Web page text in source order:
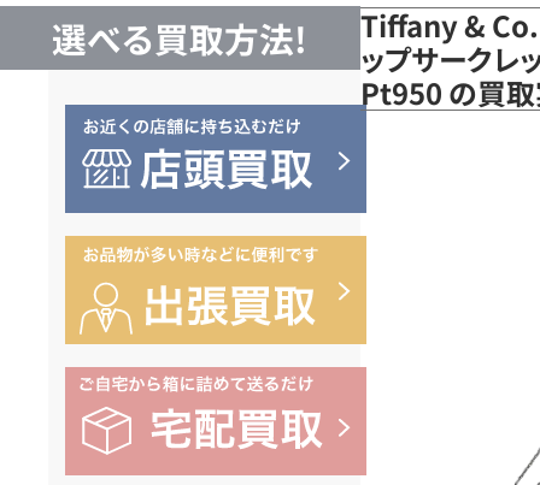
選べる買取方法!
Tiffany & Co.
ップサークレ
Pt950 の買